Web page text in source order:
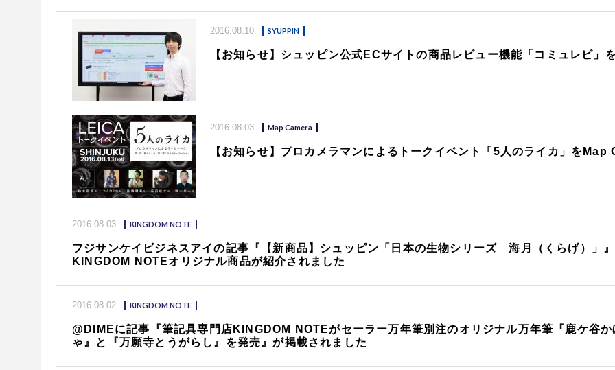
2016.08.10 SYUPPIN
【お知らせ】シュッピン公式ECサイトの商品レビュー機能「コミュレビ」
2016.08.03 Map Camera
【お知らせ】プロカメラマンによるトークイベント「5人のライカ」を
2016.08.03 KINGDOM NOTE
フジサンケイビジネスアイの記事『【新商品】シュッピン「日本の生物シリーズ 海月（くらげ）」
KINGDOM NOTEオリジナル商品が紹介されました
2016.08.02 KINGDOM NOTE
@DIMEに記事『筆記具専門店KINGDOM NOTEがセーラー万年筆別注のオリジナル万年筆『鹿ケ谷か
ゃ』と『万願寺とうがらし』を発売』が掲載されました